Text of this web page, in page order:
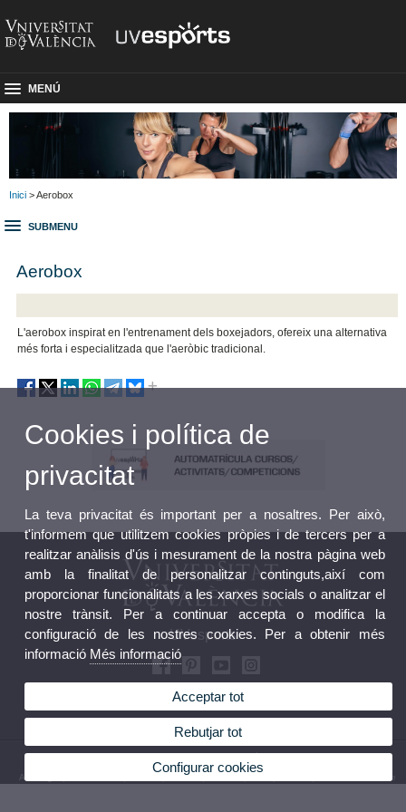
MENÚ
Inici > Aerobox
SUBMENU
Aerobox
L'aerobox inspirat en l'entrenament dels boxejadors, ofereix una alternativa
més forta i especialitzada que l'aeròbic tradicional.
UVesports
© 2026 UV. - Avda. Menedez y Pelayo 19. 46010 València. Tel: (+34) 963 98 32 36
Avís legal Política privacitat Bústia de contacte
Cookies i política de
privacitat
La teva privacitat és important per a nosaltres. Per això,
t'informem que utilitzem cookies pròpies i de tercers per a
realitzar anàlisis d'ús i mesurament de la nostra pàgina web
amb la finalitat de personalitzar continguts,així com
proporcionar funcionalitats a les xarxes socials o analitzar el
nostre trànsit. Per a continuar accepta o modifica la
configuració de les nostres cookies. Per a obtenir més
informació Més informació
Acceptar tot
Rebutjar tot
Configurar cookies